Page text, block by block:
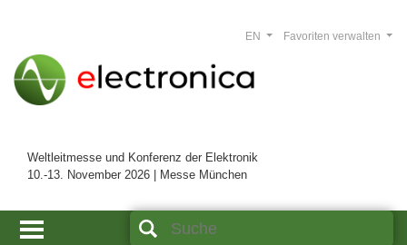
Weltleitmesse und Konferenz der Elektronik
10.-13. November 2026 | Messe München
Favoriten verwalten
EN